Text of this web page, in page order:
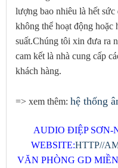
lượng bao nhiêu là hết
không thể hoạt động hoặc
suất.Chúng tôi xin đưa ra
cam kết là nhà cung cấp
khách hàng.
=> xem thêm: hệ thống
AUDIO ĐIỆP SƠN-
WEBSITE:HTTP//
VĂN PHÒNG GD